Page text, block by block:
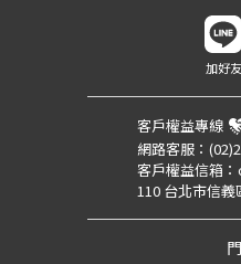
加好友
客戶權益專線
網路客服：
客戶權益信箱：
110 台北市信